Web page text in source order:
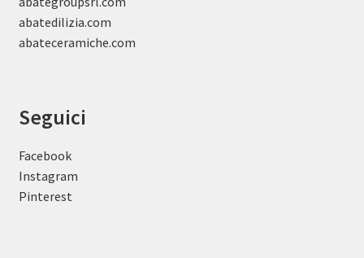
abatedilizia.com
abateceramiche.com
Seguici
Facebook
Instagram
Pinterest